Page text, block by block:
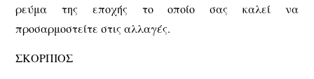
ρεύμα της εποχής το οποίο σας καλεί να
προσαρμοστείτε στις αλλαγές.
ΣΚΟΡΠΙΟΣ